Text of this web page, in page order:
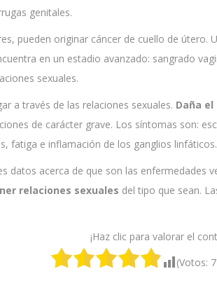
genitales.
pueden originar cáncer de cuello de útero.
en un estadio avanzado: sangrado
sexuales.
a través de las relaciones sexuales. Daña
de carácter grave. Los síntomas son:
fatiga e inflamación de los ganglios linfáticos.
datos acerca de que son las enfermedades
relaciones sexuales del tipo que sean.
¡Haz clic para valorar el
(Votos: 7